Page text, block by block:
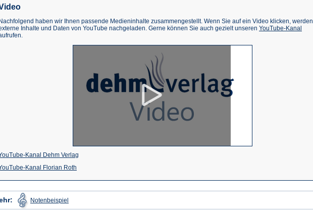
Nachfolgend haben wir Ihnen passende Medieninhalte zusammengestellt. Wenn Sie auf ein Video klicken, werden
Inhalte und Daten von YouTube nachgeladen. Gerne können Sie auch gezielt unseren YouTube-Kanal
Kanal Dehm Verlag
einem
neuen
Kanal Florian Roth
in
einem
Notenbeispiel in
einem